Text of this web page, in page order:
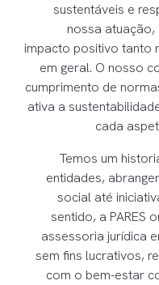
sustentáveis e
nossa
impacto positivo tanto
em geral. O nosso
cumprimento de
ativa a
cada
Temos um
entidades,
social até
sentido, a PARES
assessoria jurídica
sem fins lucrativos,
com o bem-estar